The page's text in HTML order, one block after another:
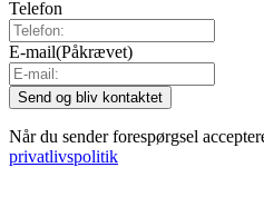
Telefon
E-mail(Påkrævet)
Når du sender forespørgsel
privatlivspolitik